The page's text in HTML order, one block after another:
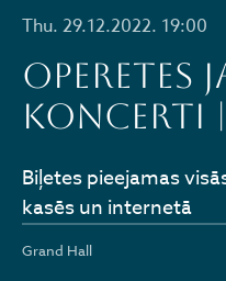
Thu. 29.12.2022. 19:00
Operetes
koncerti |
Grand Hall
Biļetes pieejamas
kasēs un internetā